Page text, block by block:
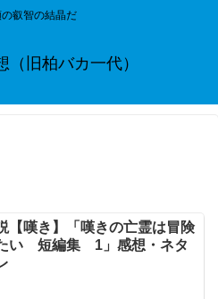
叡智の結晶だ
（旧柏バカ一代）
【嘆き】「嘆きの亡霊は冒険
い 短編集 1」感想・ネタ